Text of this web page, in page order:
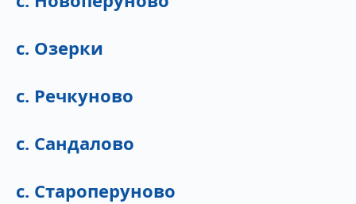
с. Озерки
с. Речкуново
с. Сандалово
с. Староперуново